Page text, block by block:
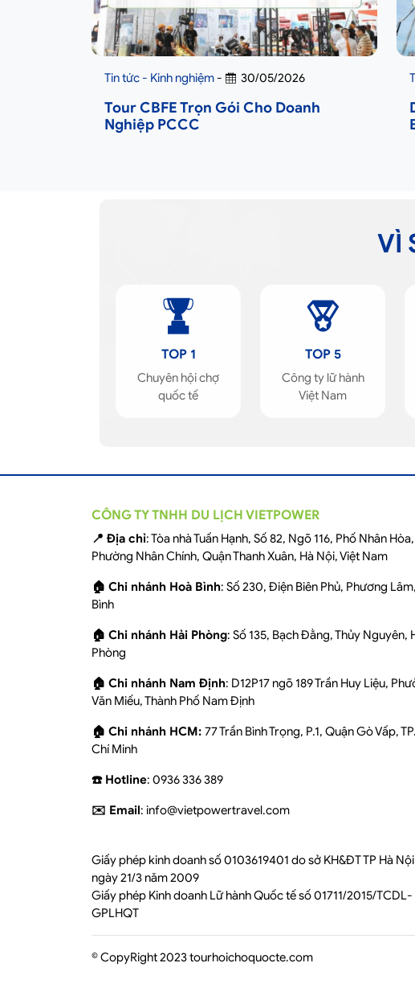
Tin tức - Kinh nghiệm - 30/05/2026
Tour CBFE Trọn Gói Cho Doanh
Nghiệp PCCC
VÌ
TOP 1
Chuyên hội chợ
quốc tế
TOP 5
Công ty lữ hành
Việt Nam
CÔNG TY TNHH DU LỊCH VIETPOWER
📍 Địa chỉ: Tòa nhà Tuấn Hạnh, Số 82, Ngõ 116, Phố Nhân Hòa,
Phường Nhân Chính, Quận Thanh Xuân, Hà Nội, Việt Nam
🏠 Chi nhánh Hoà Bình: Số 230, Điện Biên Phủ, Phương
Bình
🏠 Chi nhánh Hải Phòng: Số 135, Bạch Đằng, Thủy Nguyên,
Phòng
🏠 Chi nhánh Nam Định: D12P17 ngõ 189 Trần Huy Liệu,
Văn Miếu, Thành Phố Nam Định
🏠 Chi nhánh HCM: 77 Trần Bình Trọng, P.1, Quận Gò Vấp,
Chí Minh
☎️ Hotline: 0936 336 389
✉️ Email: info@vietpowertravel.com
Giấy phép kinh doanh số 0103619401 do sở KH&ĐT TP Hà
ngày 21/3 năm 2009
Giấy phép Kinh doanh Lữ hành Quốc tế số 01711/2015/TCDL-
GPLHQT
© CopyRight 2023 tourhoichoquocte.com